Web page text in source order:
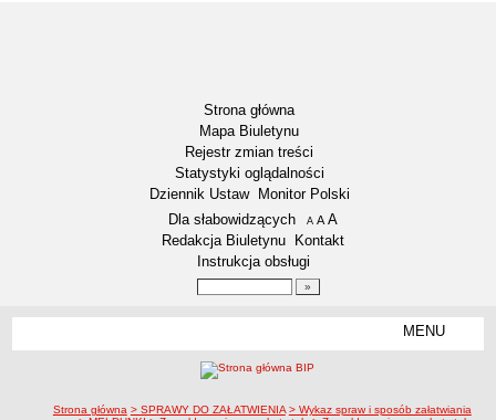
Strona główna
Mapa Biuletynu
Rejestr zmian treści
Statystyki oglądalności
Dziennik Ustaw
Monitor Polski
Menu dodatkowe
Dla słabowidzących A pomniejsz czcionkę
A standardowy rozmiar czcionki
A
Redakcja Biuletynu
Kontakt
Instrukcja obsługi
MENU
Wybory uzupełniające do Rady Miejskiej - Kadencja 2018-2023 -
okręg nr 11
ścieżka nawigacji
Strona główna > SPRAWY DO ZAŁATWIENIA > Wykaz spraw i sposób załatwiania